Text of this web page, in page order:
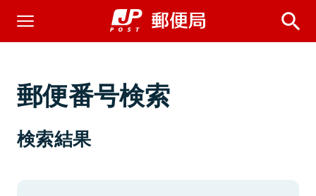
郵便番号検索
検索結果